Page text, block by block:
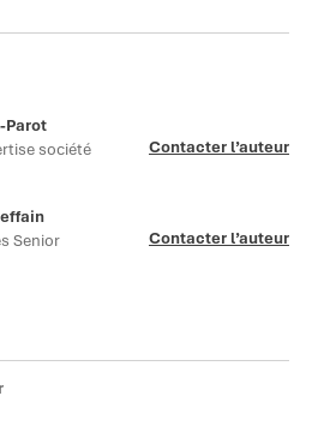
Parot
société
Contacter l’auteur
Senior
Contacter l’auteur